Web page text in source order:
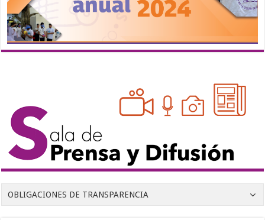
OBLIGACIONES DE TRANSPARENCIA